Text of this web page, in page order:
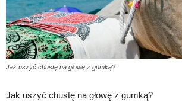
Jak uszyć chustę na głowę z gumką?
Jak uszyć chustę na głowę z gumką?